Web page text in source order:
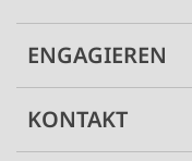
ENGAGIEREN
KONTAKT